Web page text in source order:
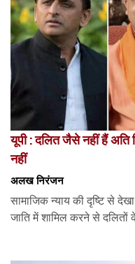
यूपी : दलित जैसे नहीं हैं अति
नहीं
अलख निरंजन
सामाजिक न्याय की दृष्टि से
जाति में शामिल करने से दलितों